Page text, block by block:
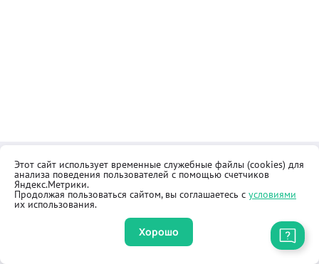
Контакты
Как купить
Общественная приёмная
Реквизиты
Оферта
Правила продажи товаров
Этот сайт использует временные служебные файлы (cookies) для
анализа поведения пользователей с помощью счетчиков
Яндекс.Метрики.
Продолжая пользоваться сайтом, вы соглашаетесь с условиями
их использования.
Хорошо